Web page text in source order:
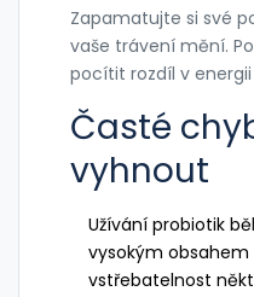
Zapamatujte si své
vaše trávení mění.
pocítit rozdíl v
Časté
vyhnout
Užívání probiotik
vysokým
vstřebatelnost